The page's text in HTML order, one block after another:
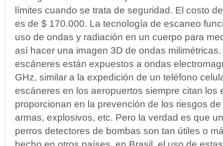
límites cuando se trata de seguridad. El costo
es de $ 170.000. La tecnología de escaneo
uso de ondas y radiación en un cuerpo para
así hacer una imagen 3D de ondas
escáneres están expuestos a ondas
GHz, similar a la expedición de un teléfono
escáneres en los aeropuertos siempre citan los
proporcionan en la prevención de los riesgos
armas, explosivos, etc. Pero la verdad es que
perros detectores de bombas son tan útiles o